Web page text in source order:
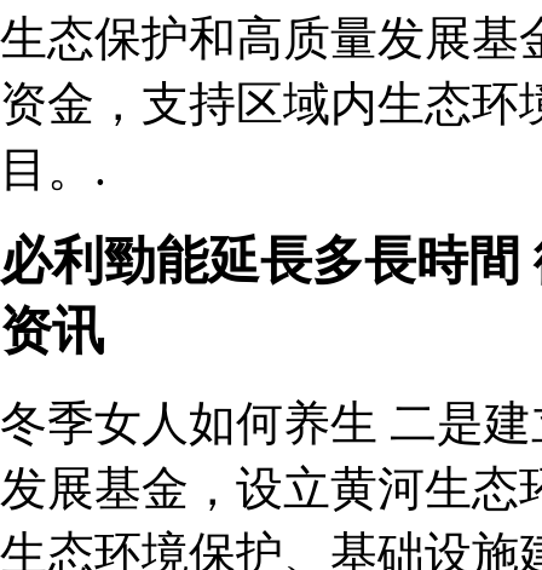
生态保护和高质量发展基
资金，支持区域内生态
目。.
必利勁能延長多長時
资讯
冬季女人如何养生 二是
发展基金，设立黄河生态
生态环境保护、基础设施